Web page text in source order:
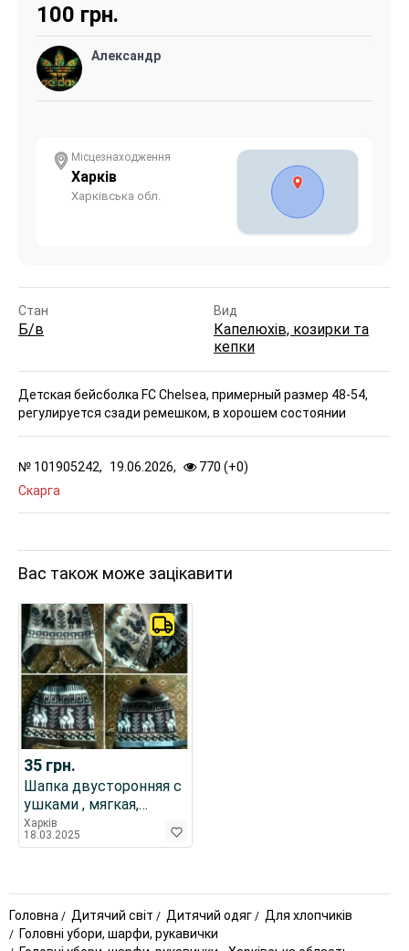
100 грн.
Александр
Місцезнаходження
Харків
Харківська обл.
Стан
Б/в
Вид
Капелюхів, козирки та
кепки
Детская бейсболка FC Chelsea, примерный размер 48-54,
регулируется сзади ремешком, в хорошем состоянии
№ 101905242, 19.06.2026, 770 (+0)
Скарга
Вас також може зацікавити
35 грн.
Шапка двусторонняя с
ушками , мягкая,
теплая
Харків
18.03.2025
Головна Дитячий світ Дитячий одяг
Для хлопчиків
Головні убори, шарфи, рукавички